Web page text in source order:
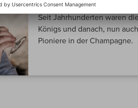
Die Wurzeln der Familie
Seit Jahrhunderten waren
Königs und danach, nun
Pioniere in der Champagne.